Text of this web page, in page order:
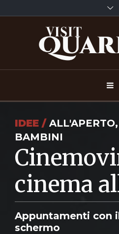
IDEE /
BAMBINI
cinema
Appuntamenti con
schermo